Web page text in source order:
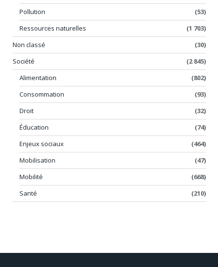
Pollution
(53)
Ressources naturelles
(1 703)
Non classé
(30)
Société
(2 845)
Alimentation
(802)
Consommation
(93)
Droit
(32)
Éducation
(74)
Enjeux sociaux
(464)
Mobilisation
(47)
Mobilité
(668)
Santé
(210)